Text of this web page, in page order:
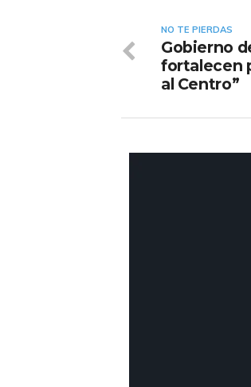
NO TE PIERDAS
Gobierno
fortalecen
al Centro”